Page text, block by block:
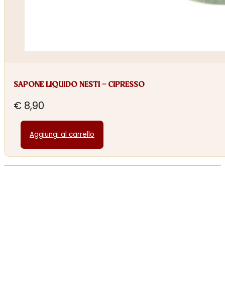
SAPONE LIQUIDO NESTI – CIPRESSO
€ 8,90
Aggiungi al carrello